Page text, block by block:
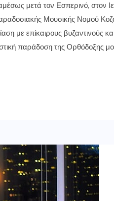
μετά τον Εσπερινό, στον
Μουσικής Νομού
με επίκαιρους βυζαντινούς
παράδοση της Ορθόδοξης